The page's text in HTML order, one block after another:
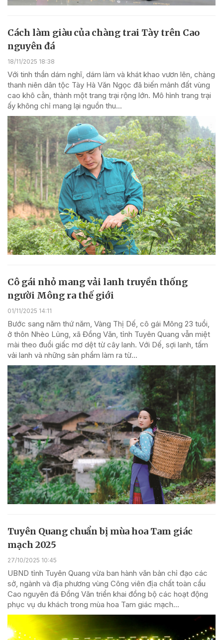
Cách làm giàu của chàng trai Tày trên Cao
nguyên đá
18/11/2025 18:38
Với tinh thần dám nghĩ, dám làm và khát khao vươn lên, chàng
thanh niên dân tộc Tày Hà Văn Ngọc đã biến mảnh đất vùng
cao khô cằn, thành một trang trại rộng lớn. Mô hình trang trại
ấy không chỉ mang lại nguồn thu...
Cô gái nhỏ mang vải lanh truyền thống
người Mông ra thế giới
01/11/2025 14:11
Bước sang năm thứ năm, Vàng Thị Dế, cô gái Mông 23 tuổi,
ở thôn Nhèo Lủng, xã Đồng Văn, tỉnh Tuyên Quang vẫn miệt
mài theo đuổi giấc mơ dệt từ cây lanh. Với Dế, sợi lanh, tấm
vải lanh và những sản phẩm làm ra từ...
Tuyên Quang chuẩn bị mùa hoa Tam giác
mạch 2025
27/10/2025 10:45
UBND tỉnh Tuyên Quang vừa ban hành văn bản chỉ đạo các
sở, ngành và địa phương vùng Công viên địa chất toàn cầu
Cao nguyên đá Đồng Văn triển khai đồng bộ các hoạt động
phục vụ du khách trong mùa hoa Tam giác mạch...